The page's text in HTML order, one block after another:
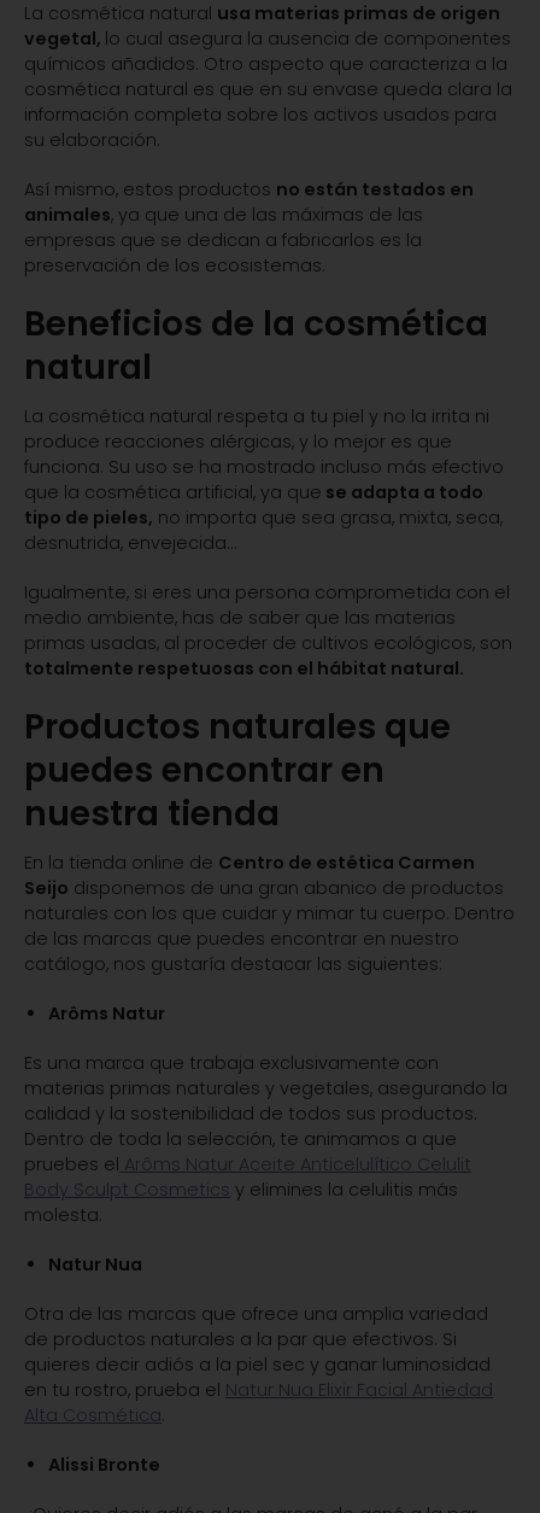
La cosmética natural usa materias primas de origen
vegetal, lo cual asegura la ausencia de componentes
químicos añadidos. Otro aspecto que caracteriza a la
cosmética natural es que en su envase queda clara la
información completa sobre los activos usados para
su elaboración.
Así mismo, estos productos no están testados en
animales, ya que una de las máximas de las
empresas que se dedican a fabricarlos es la
preservación de los ecosistemas.
Beneficios de la cosmética
natural
La cosmética natural respeta a tu piel y no la irrita ni
produce reacciones alérgicas, y lo mejor es que
funciona. Su uso se ha mostrado incluso más efectivo
que la cosmética artificial, ya que se adapta a todo
tipo de pieles, no importa que sea grasa, mixta, seca,
desnutrida, envejecida…
Igualmente, si eres una persona comprometida con el
medio ambiente, has de saber que las materias
primas usadas, al proceder de cultivos ecológicos, son
totalmente respetuosas con el hábitat natural.
Productos naturales que
puedes encontrar en
nuestra tienda
En la tienda online de Centro de estética Carmen
Seijo disponemos de una gran abanico de productos
naturales con los que cuidar y mimar tu cuerpo. Dentro
de las marcas que puedes encontrar en nuestro
catálogo, nos gustaría destacar las siguientes:
Arôms Natur
Es una marca que trabaja exclusivamente con
materias primas naturales y vegetales, asegurando la
calidad y la sostenibilidad de todos sus productos.
Dentro de toda la selección, te animamos a que
pruebes el Arôms Natur Aceite Anticelulítico Celulit
Body Sculpt Cosmetics y elimines la celulitis más
molesta.
Natur Nua
Otra de las marcas que ofrece una amplia variedad
de productos naturales a la par que efectivos. Si
quieres decir adiós a la piel sec y ganar luminosidad
en tu rostro, prueba el Natur Nua Elixir Facial Antiedad
Alta Cosmética.
Alissi Bronte